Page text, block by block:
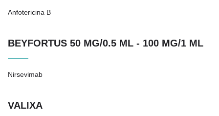
Anfotericina B
BEYFORTUS 50 MG/0.5 ML - 100 MG/1 ML
Nirsevimab
VALIXA